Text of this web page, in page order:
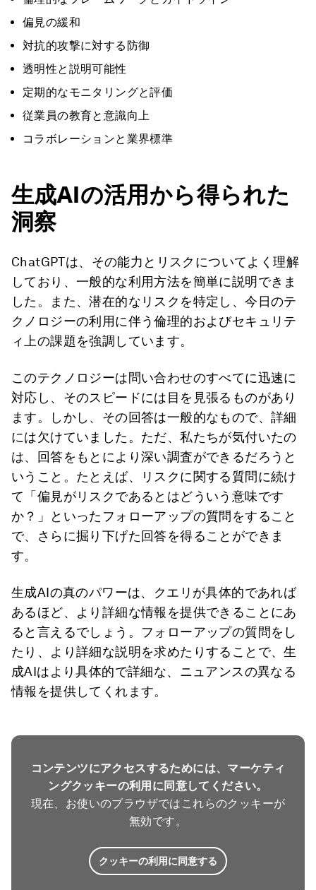
偏見の緩和
対抗的攻撃に対する防御
透明性と説明可能性
定期的なモニタリングと評価
従業員の教育と意識向上
コラボレーションと業界標準
生成AIの活用から得られた
洞察
ChatGPTは、その能力とリスクについてよく理解
しており、一般的な利用方法を簡単に説明できま
した。また、潜在的なリスクを特定し、今日のテ
クノロジーの利用に伴う倫理的およびセキュリテ
ィ上の課題を強調しています。
このテクノロジーは問い合わせのすべてに迅速に
対応し、そのスピードには目を見張るものがあり
ます。しかし、その回答は一般的なもので、詳細
には欠けていました。ただ、私たちが気付いたの
は、回答をもとにより深い調査ができるだろうと
いうこと。たとえば、リスクに関する質問に続け
て「偏見がリスクであるとはどういう意味です
か？」といったフォローアップの質問をすること
で、さらに掘り下げた回答を得ることができま
す。
生成AIの真のパワーは、クエリが具体的であれば
あるほど、より詳細な情報を提供できることにあ
ると言えるでしょう。フォローアップの質問をし
たり、より詳細な説明を求めたりすることで、生
成AIはより具体的で詳細な、ニュアンスの異なる
情報を提供してくれます。
コンテンツにアクセスするためには、マーケティ
ングクッキーの利用に同意してください。
現在、お使いのブラウザではこれらのクッキーが
無効です。
クッキーの利用に同意する